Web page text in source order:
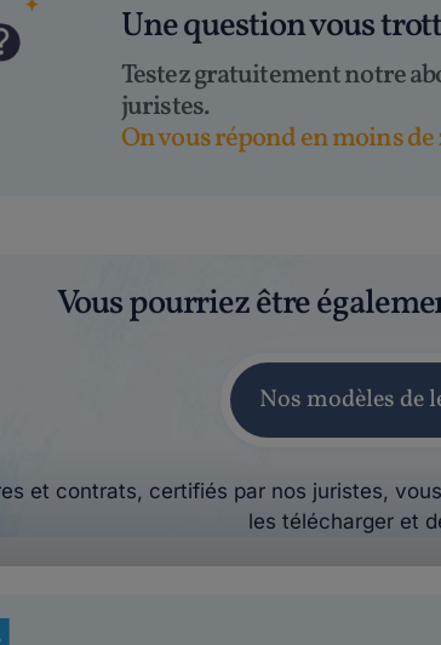
Une questionvous
Testez gratuitement notre
juristes.
On vous répond en moins de
Vous pourriez être
Nos modèles de
et contrats, certifiés par nos juristes,
les télécharger et